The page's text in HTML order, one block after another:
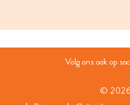
Volg ons ook op
© 2026